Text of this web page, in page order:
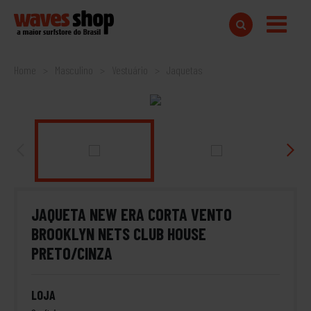
Home
JAQUETA NEW ERA CORTA VENTO
BROOKLYN NETS CLUB HOUSE
PRETO/CINZA
LOJA